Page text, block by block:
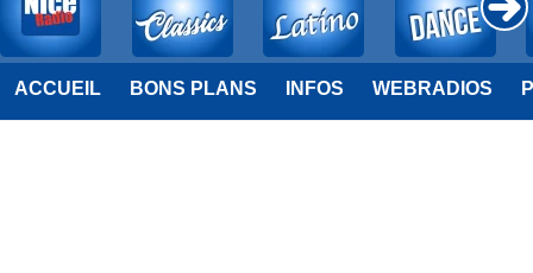
ACCUEIL BONS PLANS INFOS WEBRADIOS